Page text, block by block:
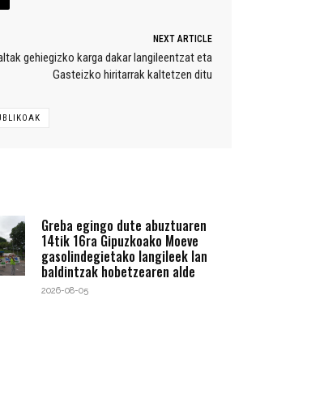
NEXT ARTICLE
gehiegizko karga dakar langileentzat eta
Gasteizko hiritarrak kaltetzen ditu
Greba egingo dute abuztuaren
14tik 16ra Gipuzkoako Moeve
gasolindegietako langileek lan
baldintzak hobetzearen alde
2026-08-05